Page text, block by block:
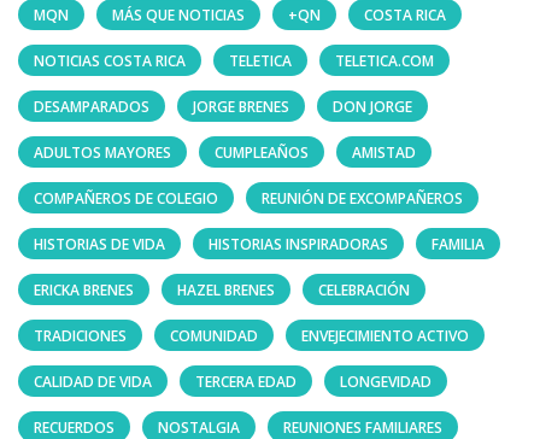
MQN MÁS QUE NOTICIAS +QN COSTA RICA
NOTICIAS COSTA RICA TELETICA TELETICA.COM
DESAMPARADOS JORGE BRENES DON JORGE
ADULTOS MAYORES CUMPLEAÑOS AMISTAD
COMPAÑEROS DE COLEGIO REUNIÓN DE EXCOMPAÑEROS
HISTORIAS DE VIDA HISTORIAS INSPIRADORAS FAMILIA
ERICKA BRENES HAZEL BRENES CELEBRACIÓN
TRADICIONES COMUNIDAD ENVEJECIMIENTO ACTIVO
CALIDAD DE VIDA TERCERA EDAD LONGEVIDAD
RECUERDOS NOSTALGIA REUNIONES FAMILIARES